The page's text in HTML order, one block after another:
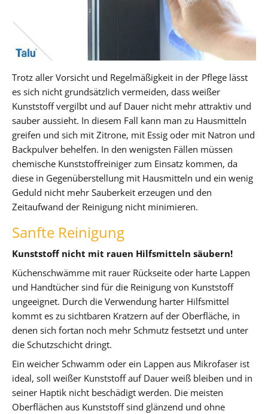
Trotz aller Vorsicht und Regelmäßigkeit in der Pflege lässt
es sich nicht grundsätzlich vermeiden, dass weißer
Kunststoff vergilbt und auf Dauer nicht mehr attraktiv und
sauber aussieht. In diesem Fall kann man zu Hausmitteln
greifen und sich mit Zitrone, mit Essig oder mit Natron und
Backpulver behelfen. In den wenigsten Fällen müssen
chemische Kunststoffreiniger zum Einsatz kommen, da
diese in Gegenüberstellung mit Hausmitteln und ein wenig
Geduld nicht mehr Sauberkeit erzeugen und den
Zeitaufwand der Reinigung nicht minimieren.
Sanfte Reinigung
Kunststoff nicht mit rauen Hilfsmitteln säubern!
Küchenschwämme mit rauer Rückseite oder harte Lappen
und Handtücher sind für die Reinigung von Kunststoff
ungeeignet. Durch die Verwendung harter Hilfsmittel
kommt es zu sichtbaren Kratzern auf der Oberfläche, in
denen sich fortan noch mehr Schmutz festsetzt und unter
die Schutzschicht dringt.
Ein weicher Schwamm oder ein Lappen aus Mikrofaser ist
ideal, soll weißer Kunststoff auf Dauer weiß bleiben und in
seiner Haptik nicht beschädigt werden. Die meisten
Oberflächen aus Kunststoff sind glänzend und ohne